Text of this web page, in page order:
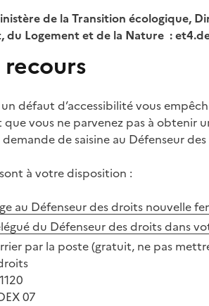
de la Transition écologique,
du Logement et de la Nature :
défaut d’accessibilité vous
que vous ne parvenez pas à
de saisine au Défenseur
à votre disposition :
au Défenseur des droits nouvelle
du Défenseur des droits dans
par la poste (gratuit, ne pas
07